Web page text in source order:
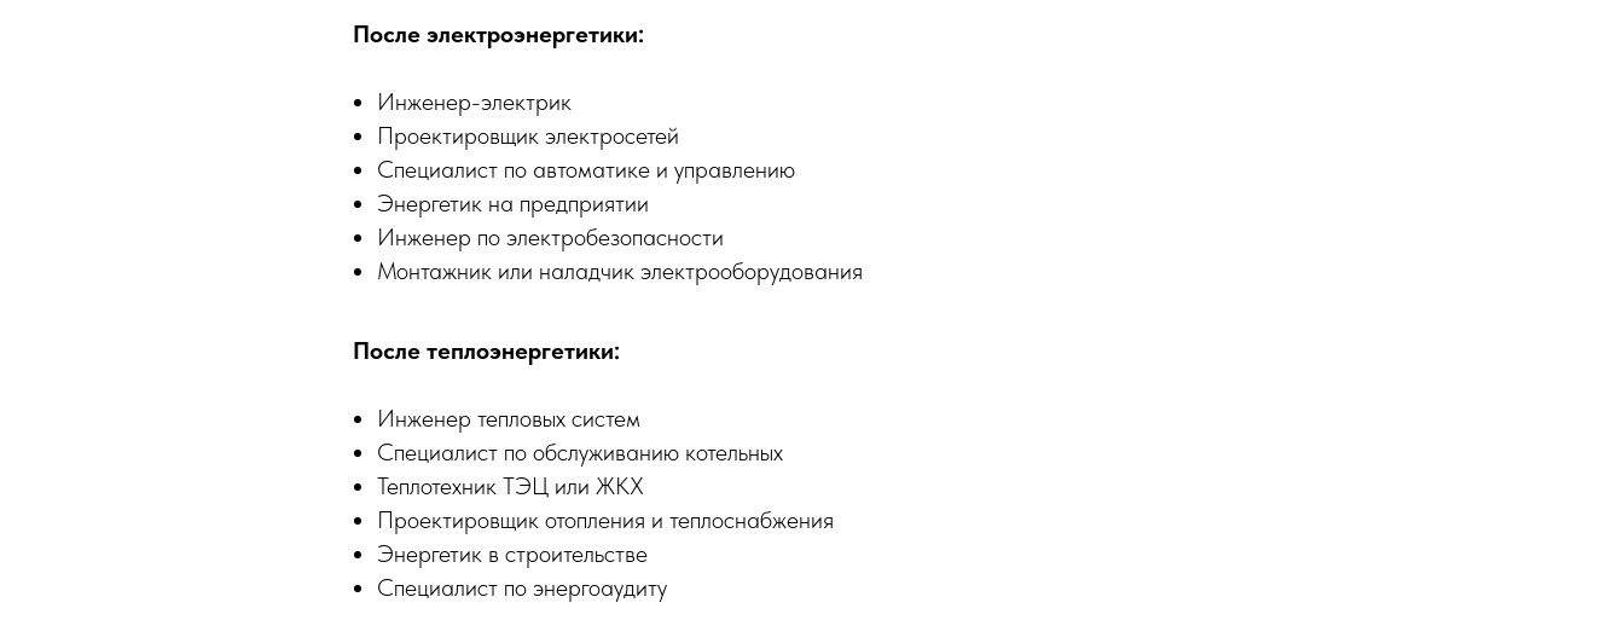
После электроэнергетики:
Инженер-электрик
Проектировщик электросетей
Специалист по автоматике и управлению
Энергетик на предприятии
Инженер по электробезопасности
Монтажник или наладчик электрооборудования
После теплоэнергетики:
Инженер тепловых систем
Специалист по обслуживанию котельных
Теплотехник ТЭЦ или ЖКХ
Проектировщик отопления и теплоснабжения
Энергетик в строительстве
Специалист по энергоаудиту